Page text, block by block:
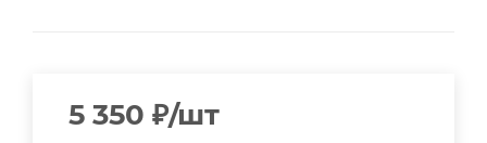
5 350 ₽/шт